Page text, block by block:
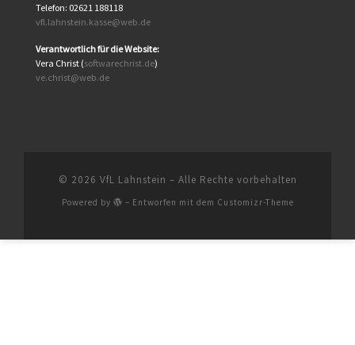
Telefon: 02621 188118
vfl.lahnstein.kasse@web.de
Verantwortlich für die Website:
Vera Christ (softwarechrist.de)
ve.christ@web.de
© 2026 VfL Lahnstein – Alle Rechte vorbehalten
Powered by – Entworfen mit dem Customizr-Theme